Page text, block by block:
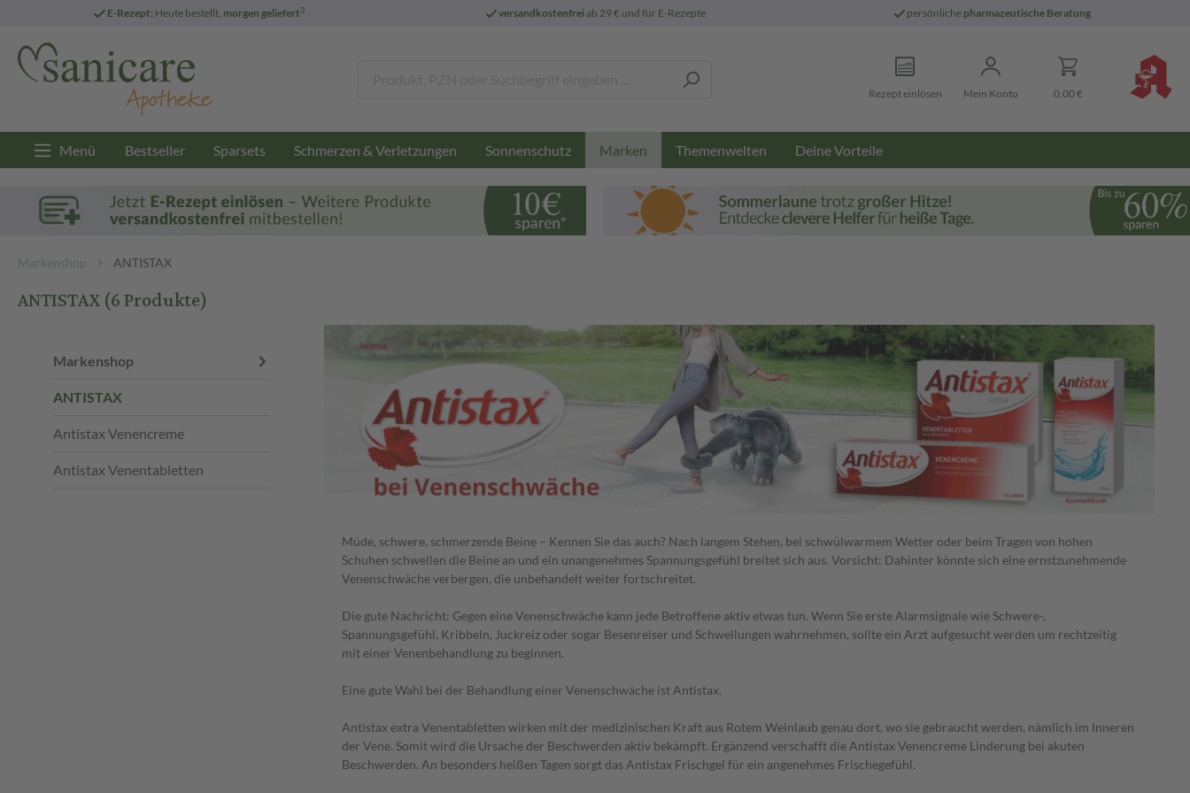
E-Rezept: Heute bestellt, morgen geliefert3 versandkostenfreiab 29 € und für E-Rezepte persönliche pharmazeutische Beratung
Rezept einlösen Mein Konto 0,00 €
Menü Bestseller Sparsets Schmerzen & Verletzungen Sonnenschutz Marken Themenwelten Deine Vorteile
Markenshop ANTISTAX
ANTISTAX(6 Produkte)
Markenshop
ANTISTAX
Antistax Venencreme
Antistax Venentabletten
Müde, schwere, schmerzende Beine – Kennen Sie das auch? Nach langem Stehen, bei schwülwarmem Wetter oder beim Tragen von hohen
Schuhen schwellen die Beine an und ein unangenehmes Spannungsgefühl breitet sich aus. Vorsicht: Dahinter könnte sich eine ernstzunehmende
Venenschwäche verbergen, die unbehandelt weiter fortschreitet.
Die gute Nachricht: Gegen eine Venenschwäche kann jede Betroffene aktiv etwas tun. Wenn Sie erste Alarmsignale wie Schwere-,
Spannungsgefühl, Kribbeln, Juckreiz oder sogar Besenreiser und Schwellungen wahrnehmen, sollte ein Arzt aufgesucht werden um rechtzeitig
mit einer Venenbehandlung zu beginnen.
Eine gute Wahl bei der Behandlung einer Venenschwäche ist Antistax.
Antistax extra Venentabletten wirken mit der medizinischen Kraft aus Rotem Weinlaub genau dort, wo sie gebraucht werden, nämlich im Inneren
der Vene. Somit wird die Ursache der Beschwerden aktiv bekämpft. Ergänzend verschafft die Antistax Venencreme Linderung bei akuten
Beschwerden. An besonders heißen Tagen sorgt das Antistax Frischgel für ein angenehmes Frischegefühl.